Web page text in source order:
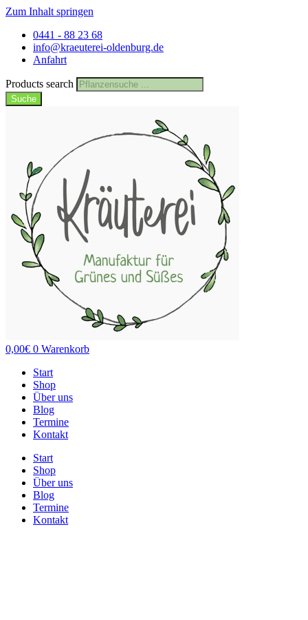
Zum Inhalt springen
0441 - 88 23 68
info@kraeuterei-oldenburg.de
Anfahrt
Products search
Suche
0,00€ 0 Warenkorb
Start
Shop
Über uns
Blog
Termine
Kontakt
Start
Shop
Über uns
Blog
Termine
Kontakt